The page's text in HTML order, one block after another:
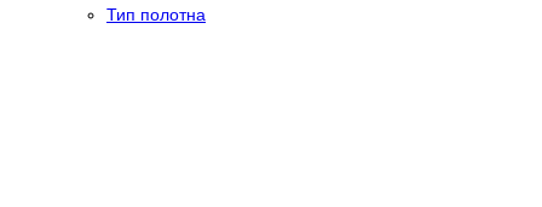
Тип полотна